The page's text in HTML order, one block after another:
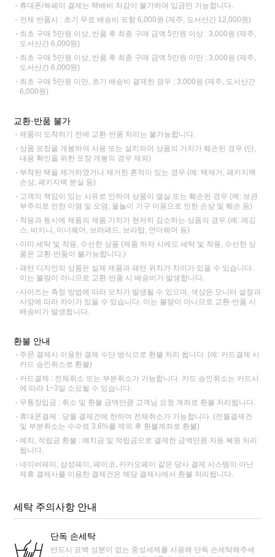
휴대폰/쓱페이 결제는 택배비 차감이 불가하여 입금만 가능합니다.
전체 반품시 : 초기 무료 배송비 포함 6,000원 (제주, 도서산간 12,000원)
최초 구매 5만원 이상, 반품 후 최종 구매 금액 5만원 이상 : 3,000원 (제주,
도서산간 6,000원)
최초 구매 5만원 이상, 반품 후 최종 구매 금액 5만원 미만 : 3,000원 (제주,
도서산간 6,000원)
최초 구매 5만원 미만, 초기 배송비 결제한 경우 : 3,000원 (제주, 도서산간
6,000원)
교환·반품 불가
제품이 도착하기 전에 교환·반품 처리는 불가능합니다.
상품 포장을 개봉하여 사용 또는 설치되어 상품의 가치가 훼손된 경우 (단,
내용 확인을 위한 포장 개봉의 경우 제외)
부착된 택을 제거하였거나 제거한 흔적이 있는 경우 (예: 택제거, 패키지백
손상, 패키지백 분실 등)
고객의 책임이 있는 사유로 인하여 상품이 멸실 또는 훼손된 경우 (예: 보관
부주의로 인한 이염 및 오염, 물놀이 기구 이용으로 인한 손상 및 훼손 등)
착용과 동시에 제품의 제품 가치가 현저히 감소하는 상품의 경우 (예: 레깅
스, 비키니, 이너웨어, 브라패드, 브라탑, 언더웨어 등)
이미 세탁 및 착용, 수선한 상품 (제품 하자 시에도 세탁 및 착용, 수선한 상
품은 교환·반품이 불가능합니다.)
패턴 디자인의 상품은 실제 제품과 패턴 위치가 차이가 있을 수 있습니다.
이는 불량이 아니므로 교환·반품 시 배송비가 발생합니다.
사이즈는 측정 방법에 따라 오차가 발생될 수 있으며, 색상은 모니터 설정과
사양에 따라 차이가 있을 수 있습니다. 이는 불량이 아니므로 교환·반품 시
배송비가 발생됩니다.
환불 안내
주문 결제시 이용한 결제 수단 방식으로 환불 처리 됩니다. (예: 카드결제 시
카드 승인취소로 환불)
카드결제 : 전체취소 또는 부분취소가 가능합니다. 카드 승인취소는 카드사
에 따라 1~3일 소요될 수 있습니다.
무통장입금 : 취소 및 환불 금액만큼 고객님 요청 계좌로 환불 처리됩니다.
휴대폰결제 : 당월 결제건에 한하여 전체취소가 가능합니다. (전월결제건
및 부분취소는 수수료 3.6%를 제외 후 환불계좌로 환불)
예치, 적립금 환불 : 예치금 및 적립금으로 결제한 금액만큼 자동 복원 처리
됩니다.
네이버페이, 삼성페이, 페이코, 카카오페이 같은 당사 결제 시스템이 아닌
제휴 결제사를 이용한 결제건은 해당 결제사에서 환불 처리됩니다.
세탁 주의사항 안내
단독 손세탁
반드시 표백 성분이 없는 중성세제를 사용해 단독 손세탁해주세